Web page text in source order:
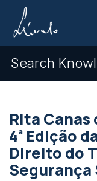
Search
Rita
4ª Edição
Direito do
Segurança